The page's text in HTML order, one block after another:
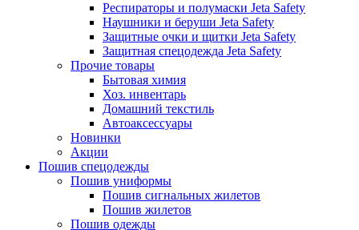
Респираторы и полумаски Jeta Safety
Наушники и беруши Jeta Safety
Защитные очки и щитки Jeta Safety
Защитная спецодежда Jeta Safety
Прочие товары
Бытовая химия
Хоз. инвентарь
Домашний текстиль
Автоаксессуары
Новинки
Акции
Пошив спецодежды
Пошив униформы
Пошив сигнальных жилетов
Пошив жилетов
Пошив одежды